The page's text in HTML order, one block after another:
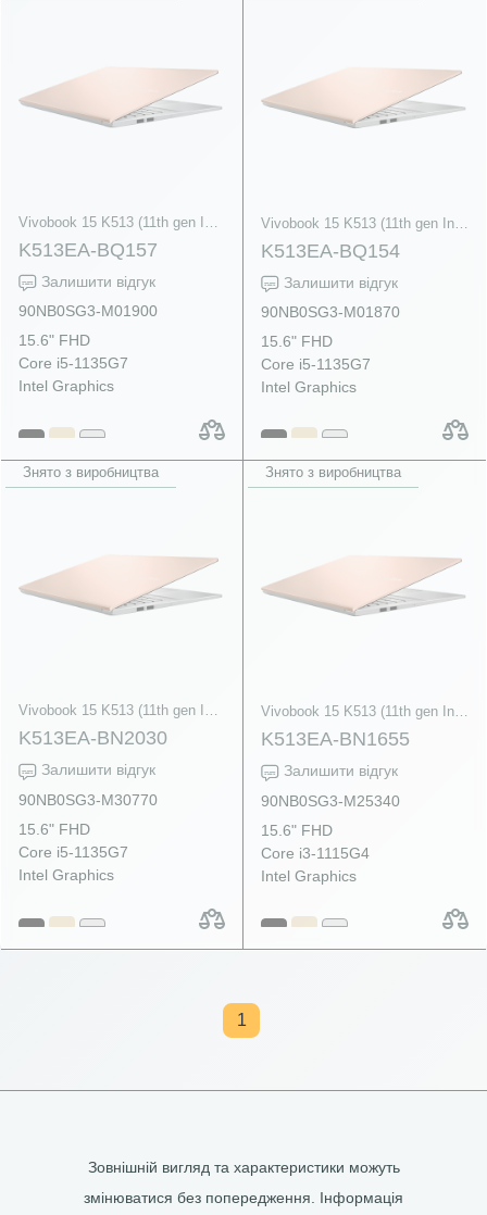
K513EA-BQ157
Залишити відгук
90NB0SG3-M01900
15.6" FHD
Core i5-1135G7
Intel Graphics
K513EA-BQ154
Залишити відгук
90NB0SG3-M01870
15.6" FHD
Core i5-1135G7
Intel Graphics
Знято з виробництва
Vivobook 15 K513 (11th gen Intel)
K513EA-BN2030
Залишити відгук
90NB0SG3-M30770
15.6" FHD
Core i5-1135G7
Intel Graphics
Знято з виробництва
Vivobook 15 K513 (11th gen Intel)
K513EA-BN1655
Залишити відгук
90NB0SG3-M25340
15.6" FHD
Core i3-1115G4
Intel Graphics
1
Зовнішній вигляд та характеристики можуть
змінюватися без попередження. Інформація